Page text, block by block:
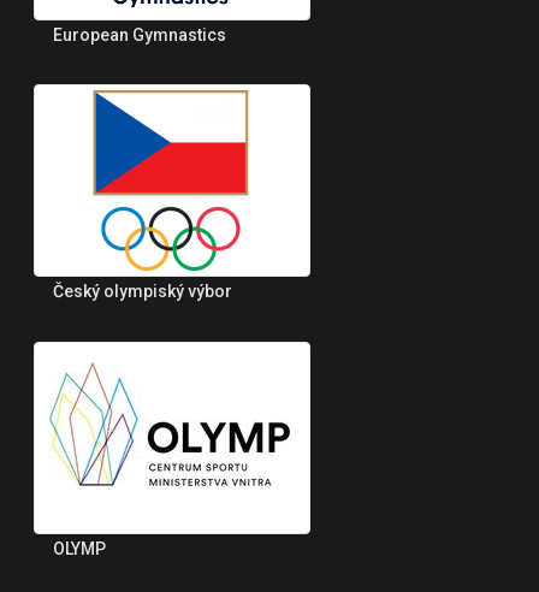
European Gymnastics
Český olympiský výbor
OLYMP